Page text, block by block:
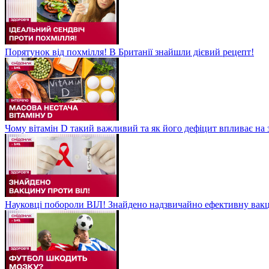
Порятунок від похмілля! В Британії знайшли дієвий рецепт!
Чому вітамін D такий важливий та як його дефіцит впливає на
Науковці побороли ВІЛ! Знайдено надзвичайно ефективну